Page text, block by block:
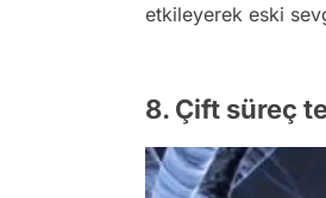
etkileyerek eski
8. Çift süreç